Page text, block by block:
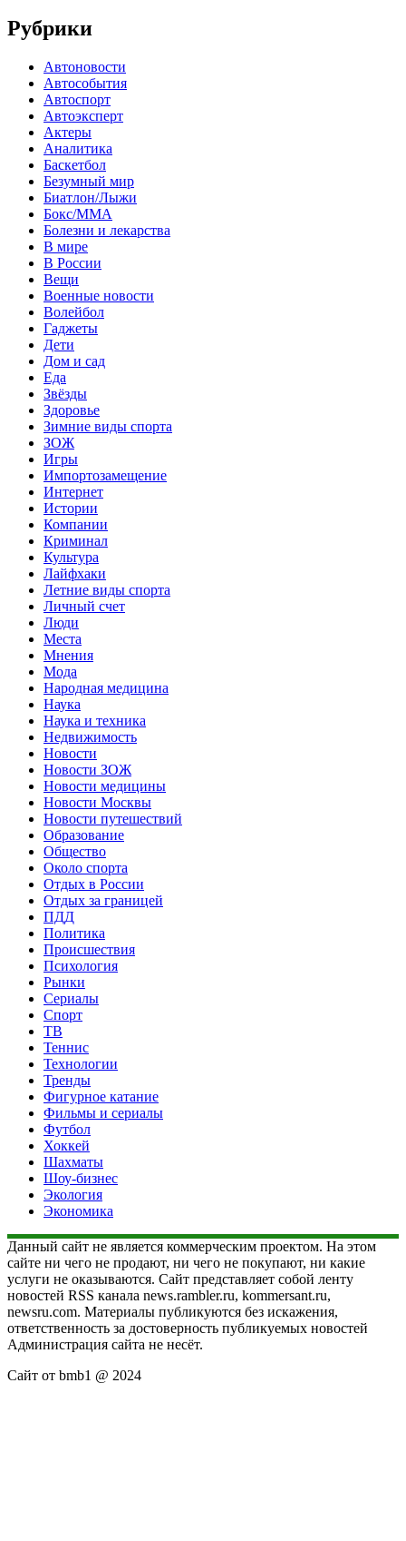
Рубрики
Автоновости
Автособытия
Автоспорт
Автоэксперт
Актеры
Аналитика
Баскетбол
Безумный мир
Биатлон/Лыжи
Бокс/MMA
Болезни и лекарства
В мире
В России
Вещи
Военные новости
Волейбол
Гаджеты
Дети
Дом и сад
Еда
Звёзды
Здоровье
Зимние виды спорта
ЗОЖ
Игры
Импортозамещение
Интернет
Истории
Компании
Криминал
Культура
Лайфхаки
Летние виды спорта
Личный счет
Люди
Места
Мнения
Мода
Народная медицина
Наука
Наука и техника
Недвижимость
Новости
Новости ЗОЖ
Новости медицины
Новости Москвы
Новости путешествий
Образование
Общество
Около спорта
Отдых в России
Отдых за границей
ПДД
Политика
Происшествия
Психология
Рынки
Сериалы
Спорт
ТВ
Теннис
Технологии
Тренды
Фигурное катание
Фильмы и сериалы
Футбол
Хоккей
Шахматы
Шоу-бизнес
Экология
Экономика
Данный сайт не является коммерческим проектом. На этом
сайте ни чего не продают, ни чего не покупают, ни какие
услуги не оказываются. Сайт представляет собой ленту
новостей RSS канала news.rambler.ru, kommersant.ru,
newsru.com. Материалы публикуются без искажения,
ответственность за достоверность публикуемых новостей
Администрация сайта не несёт.
Сайт от bmb1 @ 2024